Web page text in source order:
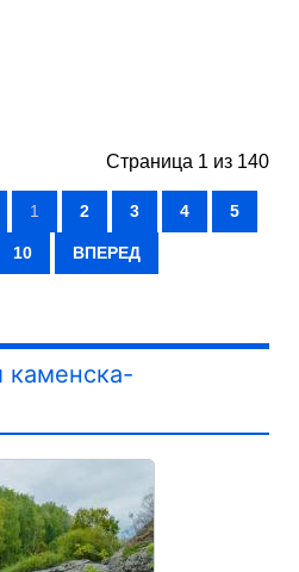
Страница 1 из 140
1 2 3 4 5
10 ВПЕРЕД
каменска-